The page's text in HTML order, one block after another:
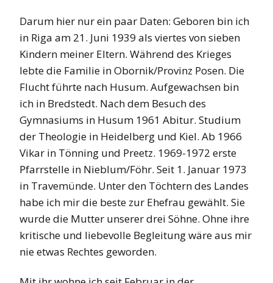
Darum hier nur ein paar Daten: Geboren bin ich
in Riga am 21. Juni 1939 als viertes von sieben
Kindern meiner Eltern. Während des Krieges
lebte die Familie in Obornik/Provinz Posen. Die
Flucht führte nach Husum. Aufgewachsen bin
ich in Bredstedt. Nach dem Besuch des
Gymnasiums in Husum 1961 Abitur. Studium
der Theologie in Heidelberg und Kiel. Ab 1966
Vikar in Tönning und Preetz. 1969-1972 erste
Pfarrstelle in Nieblum/Föhr. Seit 1. Januar 1973
in Travemünde. Unter den Töchtern des Landes
habe ich mir die beste zur Ehefrau gewählt. Sie
wurde die Mutter unserer drei Söhne. Ohne ihre
kritische und liebevolle Begleitung wäre aus mir
nie etwas Rechtes geworden.